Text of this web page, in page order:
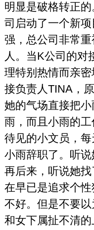
明显是破格转正
司启动了一个新
强，总公司非常
人。当K公司的对
理特别热情而亲
接负责人TINA，
她的气场直接把
雨，而且小雨的
待见的小文员，
小雨辞职了。听
再后来，听说她
在早已是追求个
不好。但是不要
和女下属扯不清